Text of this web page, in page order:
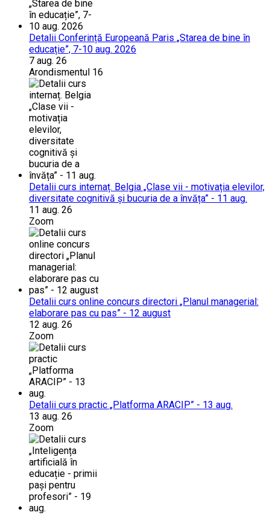
Detalii Conferință Europeană Paris „Starea de bine în
educație”, 7-10 aug. 2026
7 aug. 26
Arondismentul 16
Detalii curs internaț. Belgia „Clase vii - motivația elevilor,
diversitate cognitivă și bucuria de a învăța” - 11 aug.
11 aug. 26
Zoom
Detalii curs online concurs directori „Planul managerial:
elaborare pas cu pas” - 12 august
12 aug. 26
Zoom
Detalii curs practic „Platforma ARACIP” - 13 aug.
13 aug. 26
Zoom